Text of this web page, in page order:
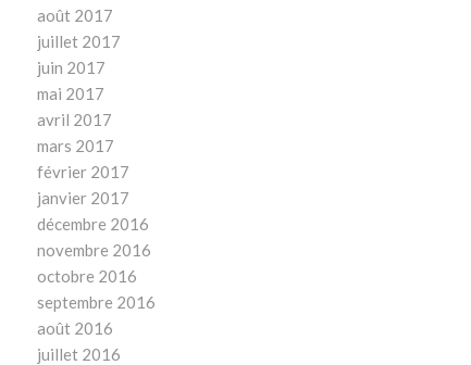
août 2017
juillet 2017
juin 2017
mai 2017
avril 2017
mars 2017
février 2017
janvier 2017
décembre 2016
novembre 2016
octobre 2016
septembre 2016
août 2016
juillet 2016